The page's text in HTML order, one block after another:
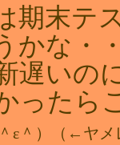
期末テ
かな・
遅いの
ったら
ε＾）（←ヤメ